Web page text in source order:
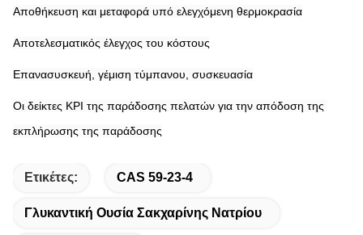
Αποθήκευση και μεταφορά υπό ελεγχόμενη θερμοκρασία
Αποτελεσματικός έλεγχος του κόστους
Επανασυσκευή, γέμιση τύμπανου, συσκευασία
Οι δείκτες KPI της παράδοσης πελατών για την απόδοση της
εκπλήρωσης της παράδοσης
Ετικέτες: CAS 59-23-4
Γλυκαντική Ουσία Σακχαρίνης Νατρίου